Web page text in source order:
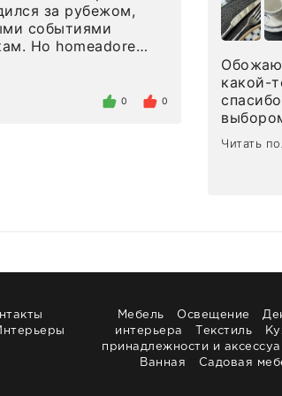
за рубежом,
событиями
в договоре
так, как хотел. Ещё
сотрудникам
0 0
Обожаю
какой-
Читать
Мебель Освещение
интерьера
Текстиль
принадлежности и
Ванная
Садовая